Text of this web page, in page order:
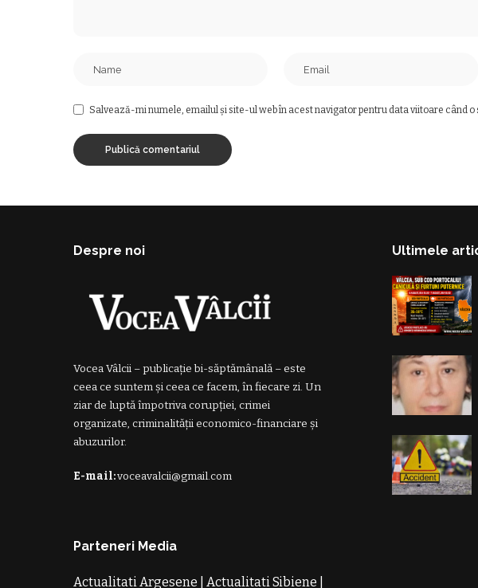
Salvează-mi numele, emailul și site-ul web în acest navigator pentru data viitoare când o
Despre noi
Vocea Vâlcii – publicație bi-săptămânală – este
ceea ce suntem și ceea ce facem, în fiecare zi. Un
ziar de luptă împotriva corupției, crimei
organizate, criminalității economico-financiare și
abuzurilor.
E-mail:voceavalcii@gmail.com
Parteneri Media
Actualitati Argesene Actualitati Sibiene
Ultimele